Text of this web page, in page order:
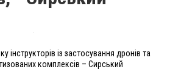
інструкторів із застосування дронів та
комплексів – Сирський